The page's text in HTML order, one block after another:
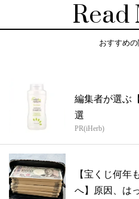
Read
おすすめ
編集者が選ぶ
選
PR(iHerb)
【宝くじ何年
へ】原因、は